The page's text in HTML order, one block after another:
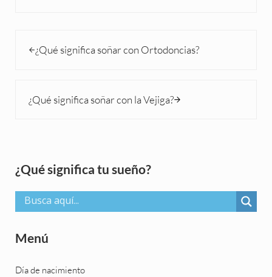
¿Qué significa soñar con Ortodoncias?
¿Qué significa soñar con la Vejiga?
Sidebar
¿Qué significa tu sueño?
Menú
Día de nacimiento